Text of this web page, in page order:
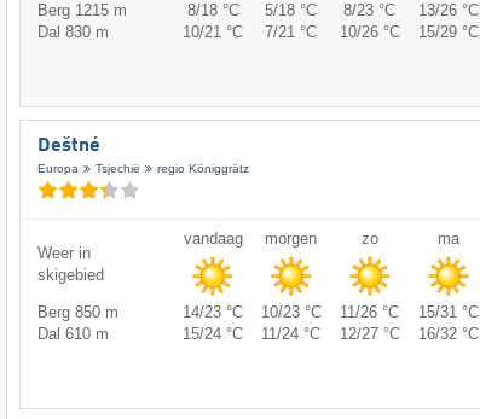
Berg 1215 m 8/18 °C 5/18 °C 8/23 °C 13/26 °C
Dal 830 m
10/21 °C 7/21 °C 10/26 °C 15/29 °C
Deštné
Europa Tsjechië regio Königgrätz
Weer in
skigebied
vandaag morgen zo ma
Berg 850 m 14/23 °C 10/23 °C 11/26 °C 15/31 °C
Dal 610 m
15/24 °C 11/24 °C 12/27 °C 16/32 °C